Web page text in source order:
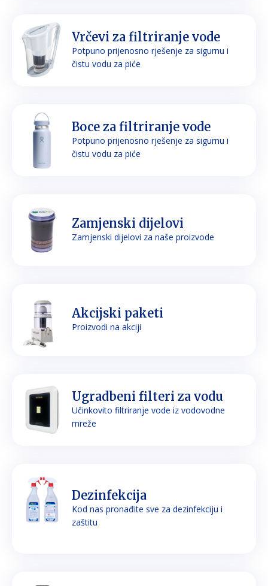
Vrčevi za filtriranje vode
Potpuno prijenosno rješenje za sigurnu i
čistu vodu za piće
Boce za filtriranje vode
Potpuno prijenosno rješenje za sigurnu i
čistu vodu za piće
Zamjenski dijelovi
Zamjenski dijelovi za naše proizvode
Akcijski paketi
Proizvodi na akciji
Ugradbeni filteri za vodu
Učinkovito filtriranje vode iz vodovodne
mreže
Dezinfekcija
Kod nas pronađite sve za dezinfekciju i
zaštitu